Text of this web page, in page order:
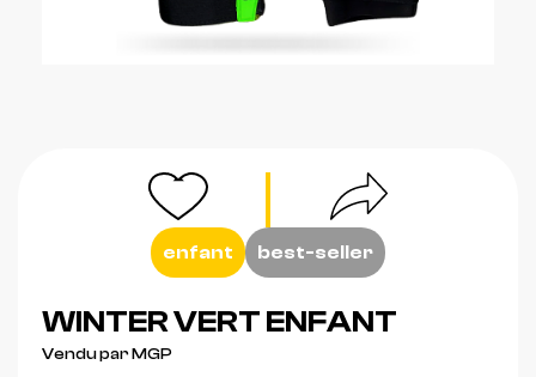
enfant best-seller
WINTER VERT ENFANT
Vendu par MGP